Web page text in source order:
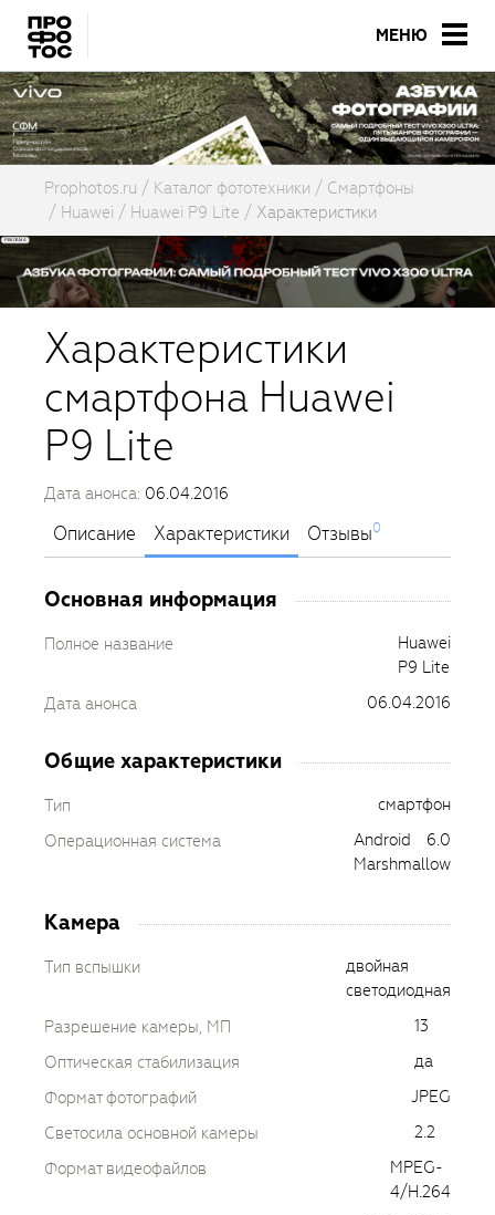
МЕНЮ
Prophotos.ru Каталог фототехники
Смартфоны
Huawei
Huawei P9 Lite Характеристики
Характеристики
смартфона Huawei
P9 Lite
Дата анонса: 06.04.2016
Описание Характеристики Отзывы0
Основная информация
Полное название
Huawei
P9 Lite
Дата анонса
06.04.2016
Общие характеристики
Тип
смартфон
Операционная система
Android 6.0
Marshmallow
Камера
Тип вспышки
двойная
светодиодная
Разрешение камеры, МП
13
Оптическая стабилизация
да
Формат фотографий
JPEG
Светосила основной камеры
2.2
Формат видеофайлов
MPEG-
4/H.264